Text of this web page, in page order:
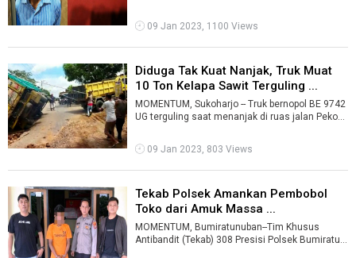
...
09 Jan 2023, 1100 Views
Diduga Tak Kuat Nanjak, Truk Muat
10 Ton Kelapa Sawit Terguling ...
MOMENTUM, Sukoharjo -- Truk bernopol BE 9742
UG terguling saat menanjak di ruas jalan Pekon
09 Jan 2023, 803 Views
Tekab Polsek Amankan Pembobol
Toko dari Amuk Massa ...
MOMENTUM, Bumiratunuban--Tim Khusus
Antibandit (Tekab) 308 Presisi Polsek Bumiratu